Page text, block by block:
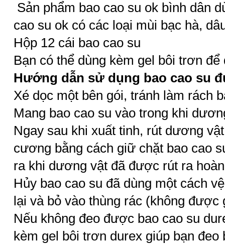
Sản phẩm bao cao su ok bình dân
cao su ok có các loại mùi bạc hà,
Hộp 12 cái bao cao su
Bạn có thể dùng kèm gel bôi trơn
Hướng dẫn sử dụng bao cao su
Xé dọc một bên gói, tránh làm rách
Mang bao cao su vào trong khi
Ngay sau khi xuất tinh, rút dương
cương bằng cách giữ chặt bao cao
ra khi dương vật đã được rút ra
Hủy bao cao su đã dùng một cách
lại và bỏ vào thùng rác (không
Nếu không đeo được bao cao su
kèm gel bôi trơn durex giúp bạn đeo